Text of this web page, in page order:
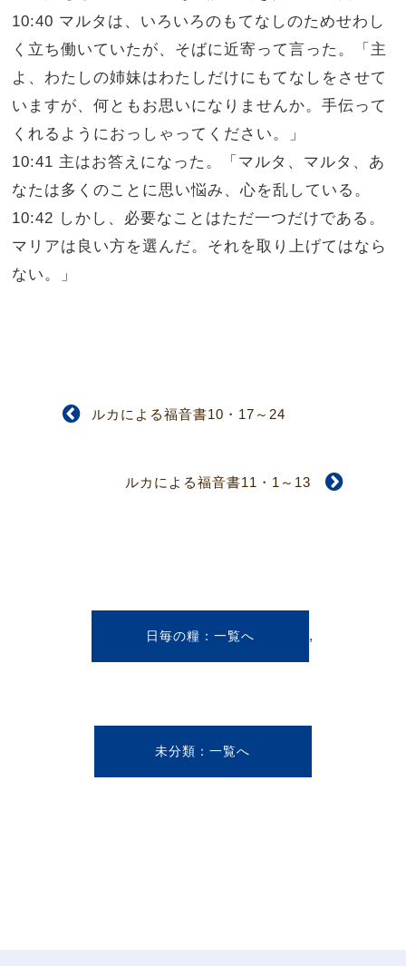
10:40 マルタは、いろいろのもてなしのためせわし
く立ち働いていたが、そばに近寄って言った。「主
よ、わたしの姉妹はわたしだけにもてなしをさせて
いますが、何ともお思いになりませんか。手伝って
くれるようにおっしゃってください。」
10:41 主はお答えになった。「マルタ、マルタ、あ
なたは多くのことに思い悩み、心を乱している。
10:42 しかし、必要なことはただ一つだけである。
マリアは良い方を選んだ。それを取り上げてはなら
ない。」
ルカによる福音書10・17～24
ルカによる福音書11・1～13
日毎の糧 ,
未分類